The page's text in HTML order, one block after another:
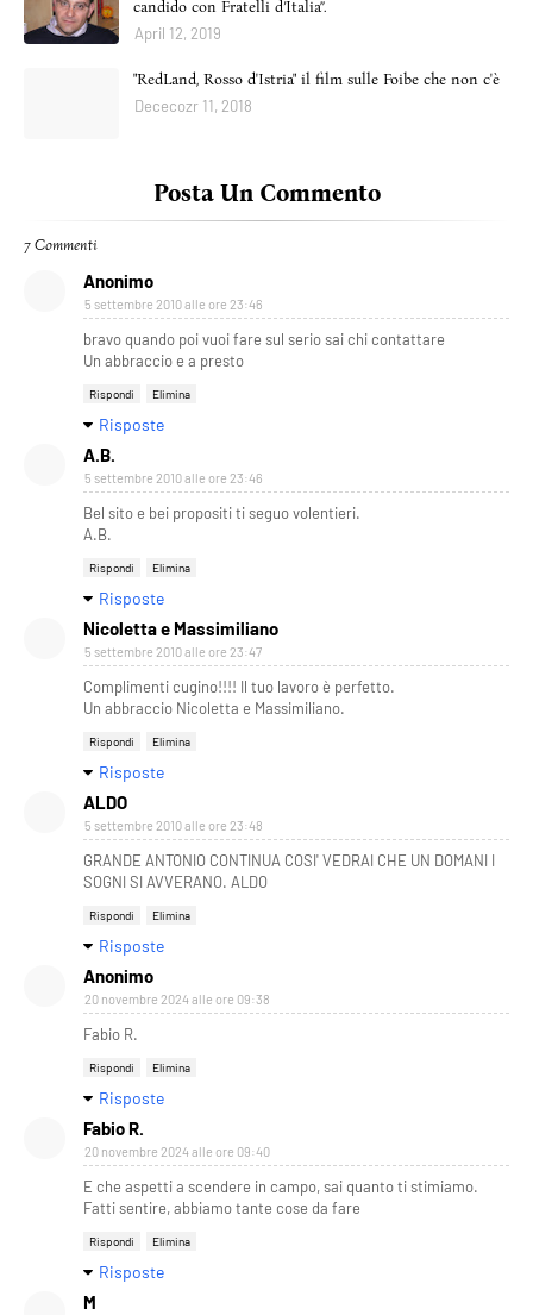
candido con Fratelli d’Italia”.
April 12, 2019
"RedLand, Rosso d'Istria" il film sulle Foibe che non c'è
Dececozr 11, 2018
Posta Un Commento
7 Commenti
Anonimo
5 settembre 2010 alle ore 23:46
bravo quando poi vuoi fare sul serio sai chi contattare
Un abbraccio e a presto
Rispondi Elimina
Risposte
A.B.
5 settembre 2010 alle ore 23:46
Bel sito e bei propositi ti seguo volentieri.
A.B.
Rispondi Elimina
Risposte
Nicoletta e Massimiliano
5 settembre 2010 alle ore 23:47
Complimenti cugino!!!! Il tuo lavoro è perfetto.
Un abbraccio Nicoletta e Massimiliano.
Rispondi Elimina
Risposte
ALDO
5 settembre 2010 alle ore 23:48
GRANDE ANTONIO CONTINUA COSI' VEDRAI CHE UN DOMANI I
SOGNI SI AVVERANO. ALDO
Rispondi Elimina
Risposte
Anonimo
20 novembre 2024 alle ore 09:38
Fabio R.
Rispondi Elimina
Risposte
Fabio R.
20 novembre 2024 alle ore 09:40
E che aspetti a scendere in campo, sai quanto ti stimiamo.
Fatti sentire, abbiamo tante cose da fare
Rispondi Elimina
Risposte
M